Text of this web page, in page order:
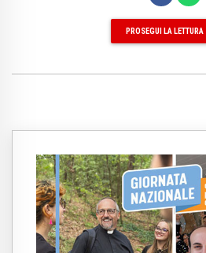
PROSEGUI LA LETTURA